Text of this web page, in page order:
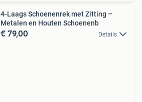
4-Laags Schoenenrek met Zitting –
Metalen en Houten Schoenenb
€ 79,00 Details